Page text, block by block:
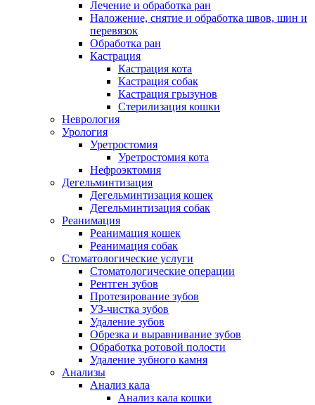
Лечение и обработка ран
Наложение, снятие и обработка швов, шин и
перевязок
Обработка ран
Кастрация
Кастрация кота
Кастрация собак
Кастрация грызунов
Стерилизация кошки
Неврология
Урология
Уретростомия
Уретростомия кота
Нефроэктомия
Дегельминтизация
Дегельминтизация кошек
Дегельминтизация собак
Реанимация
Реанимация кошек
Реанимация собак
Стоматологические услуги
Стоматологические операции
Рентген зубов
Протезирование зубов
УЗ-чистка зубов
Удаление зубов
Обрезка и выравнивание зубов
Обработка ротовой полости
Удаление зубного камня
Анализы
Анализ кала
Анализ кала кошки